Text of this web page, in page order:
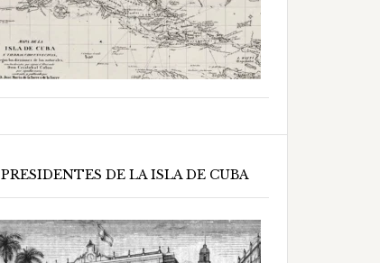
PRESIDENTES DE LA ISLA DE CUBA